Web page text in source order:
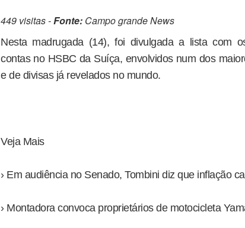
449 visitas -Fonte: Campo grande News
Nesta madrugada (14), foi divulgada a lista com
contas no HSBC da Suíça, envolvidos num dos
e de divisas já revelados no mundo.
Veja Mais
› Em audiência no Senado, Tombini diz que inflação
› Montadora convoca proprietários de motocicleta